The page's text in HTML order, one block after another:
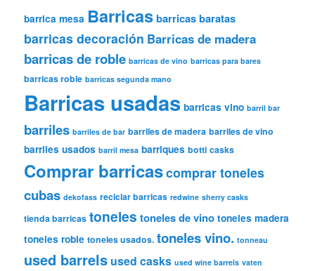
barrica mesa Barricasbarricas baratas
barricas decoración Barricas de madera
barricas de roble barricas de vino barricas para bares
barricas roble barricas segunda mano
Barricas usadas barricas vino barril bar
barriles barriles de bar barriles de madera barriles de vino
barriles usados barril mesa barriques botti casks
Comprar barricascomprar toneles
cubas dekofass reciclar barricas redwine sherry casks
tienda barricas toneles toneles de vino toneles madera
toneles roble toneles usados. toneles vino. tonneau
used barrels used casks used wine barrels vaten